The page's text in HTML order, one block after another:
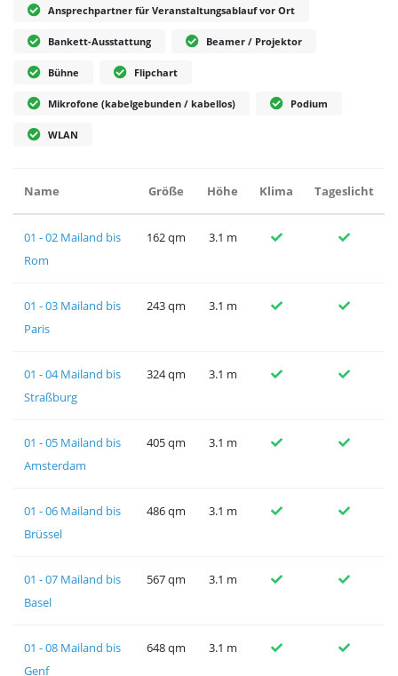
Ansprechpartner für Veranstaltungsablauf vor Ort
Bankett-Ausstattung Beamer / Projektor
Bühne Flipchart
Mikrofone (kabelgebunden / kabellos) Podium
WLAN
Name Größe Höhe Klima Tageslicht
01 - 02 Mailand bis
Rom
162 qm 3.1 m
01 - 03 Mailand bis
Paris
243 qm 3.1 m
01 - 04 Mailand bis
Straßburg
324 qm 3.1 m
01 - 05 Mailand bis
Amsterdam
405 qm 3.1 m
01 - 06 Mailand bis
Brüssel
486 qm 3.1 m
01 - 07 Mailand bis
Basel
567 qm 3.1 m
01 - 08 Mailand bis
Genf
648 qm 3.1 m